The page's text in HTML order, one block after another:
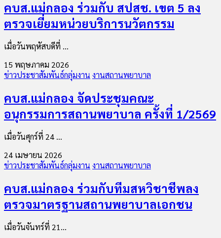
คบส.แม่กลอง ร่วมกับ สปสช. เขต 5 ลง
ตรวจเยี่ยมหน่วยบริการนวัตกรรม
เมื่อวันพฤหัสบดีที่ ...
15 พฤษภาคม 2026
ข่าวประชาสัมพันธ์กลุ่มงาน งานสถานพยาบาล
คบส.แม่กลอง จัดประชุมคณะ
อนุกรรมการสถานพยาบาล ครั้งที่ 1/2569
เมื่อวันศุกร์ที่ 24 ...
24 เมษายน 2026
ข่าวประชาสัมพันธ์กลุ่มงาน งานสถานพยาบาล
คบส.แม่กลอง ร่วมกับทีมสหวิชาชีพลง
ตรวจมาตรฐานสถานพยาบาลเอกชน
เมื่อวันจันทร์ที่ 21...